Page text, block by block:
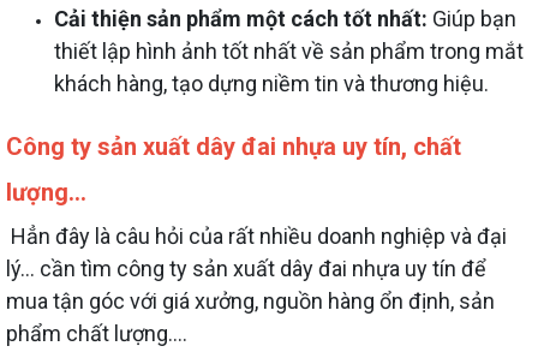
Cải thiện sản phẩm một cách tốt nhất: Giúp bạn
thiết lập hình ảnh tốt nhất về sản phẩm trong mắt
khách hàng, tạo dựng niềm tin và thương hiệu.
Công ty sản xuất dây đai nhựa uy tín, chất
lượng...
Hẳn đây là câu hỏi của rất nhiều doanh nghiệp và đại
lý... cần tìm công ty sản xuất dây đai nhựa uy tín để
mua tận góc với giá xưởng, nguồn hàng ổn định, sản
phẩm chất lượng....